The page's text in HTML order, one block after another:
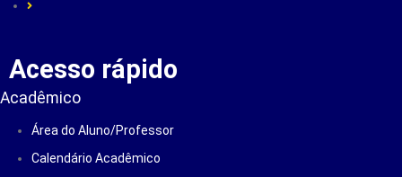
Acesso rápido
Acadêmico
Área do Aluno/Professor
Calendário Acadêmico